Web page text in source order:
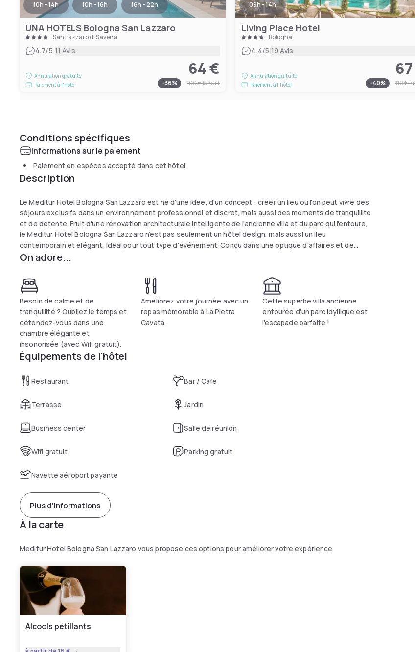
10h - 14h 10h - 16h 16h - 22h
UNA HOTELS Bologna San Lazzaro
San Lazzaro di Savena
4.7/5|11 Avis
Annulation gratuite
Paiement à l'hôtel
64 €
-36% 100 €la nuit
09h - 14h
Living Place Hotel
Bologna
4.4/5|19 Avis
Annulation gratuite
Paiement à l'hôtel
-40% 110 €
Conditions spécifiques
Informations sur le paiement
Paiement en espèces accepté dans cet hôtel
Description
Le Meditur Hotel Bologna San Lazzaro est né d'une idée, d'un concept : créer un lieu où l'on peut vivre des
séjours exclusifs dans un environnement professionnel et discret, mais aussi des moments de tranquillité
et de détente. Fruit d'une rénovation architecturale intelligente de l'ancienne villa et du parc qui l'entoure,
le Meditur Hotel Bologna San Lazzaro n'est pas seulement un hôtel design, mais aussi un lieu
contemporain et élégant, idéal pour tout type d'événement. Conçu dans une optique d'affaires et de
loisirs, tout en conservant le mobilier et l'apparence de l'époque, il a été revisité avec un style audacieux
relié à l'aile historique grâce à de splendides galeries de verre donnant sur le jardin.
On adore...
Besoin de calme et de
tranquillité ? Oubliez le temps et
détendez-vous dans une
chambre élégante et
insonorisée (avec Wifi gratuit).
Améliorez votre journée avec un
repas mémorable à La Pietra
Cavata.
Cette superbe villa ancienne
entourée d'un parc idyllique est
l'escapade parfaite !
Équipements de l'hôtel
Restaurant Bar / Café
Terrasse Jardin
Business center Salle de réunion
Wifi gratuit Parking gratuit
Navette aéroport payante
Plus d'informations
À la carte
Meditur Hotel Bologna San Lazzaro vous propose ces options pour améliorer votre expérience
Alcools pétillants